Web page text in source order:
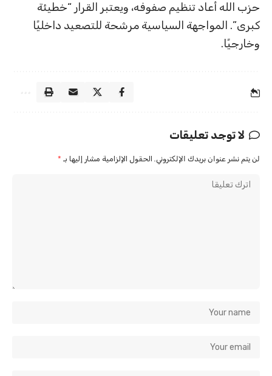
حزب الله أعاد تنظيم صفوفه، ويعتبر القرار “خطيئة
كبرى”. المواجهة السياسية مرشحة للتصعيد داخليًا
وخارجيًا.
لا توجد تعليقات
لن يتم نشر عنوان بريدك الإلكتروني. الحقول الإلزامية مشار إليها بـ *